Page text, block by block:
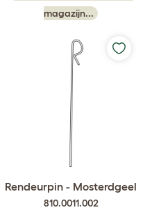
magazijn...
Rendeurpin - Mosterdgeel
810.0011.002